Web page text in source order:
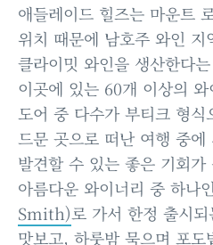
애들레이드 힐즈는 마운트
위치 때문에 남호주 와인
클라이밋 와인을 생산한다
이곳에 있는 60개 이상의
도어 중 다수가 부티크 형식
드문 곳으로 떠난 여행 중
발견할 수 있는 좋은 기회
아름다운 와이너리 중 하나인
Smith)로 가서 한정 출시
맛보고, 하룻밤 묵으며 포